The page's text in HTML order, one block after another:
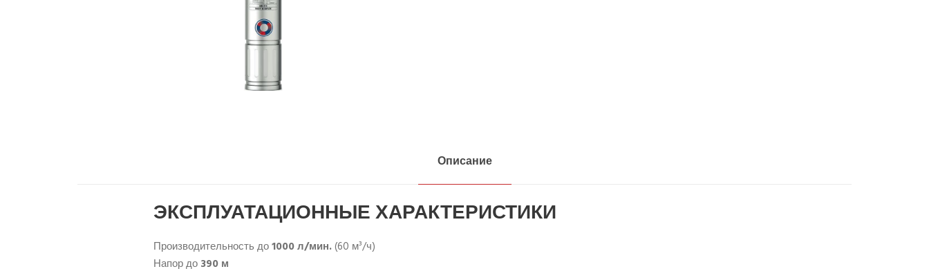
Описание
ЭКСПЛУАТАЦИОННЫЕ ХАРАКТЕРИСТИКИ
Производительность до1000 л/мин.(60 м³/ч)
Напор до 390 м